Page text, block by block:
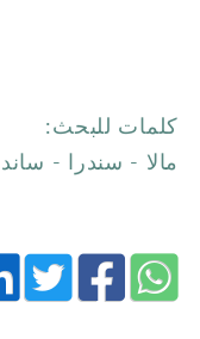
كلمات للبحث:
مالا - سندرا -